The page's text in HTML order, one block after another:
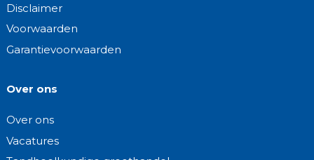
Disclaimer
Voorwaarden
Garantievoorwaarden
Over ons
Over ons
Vacatures